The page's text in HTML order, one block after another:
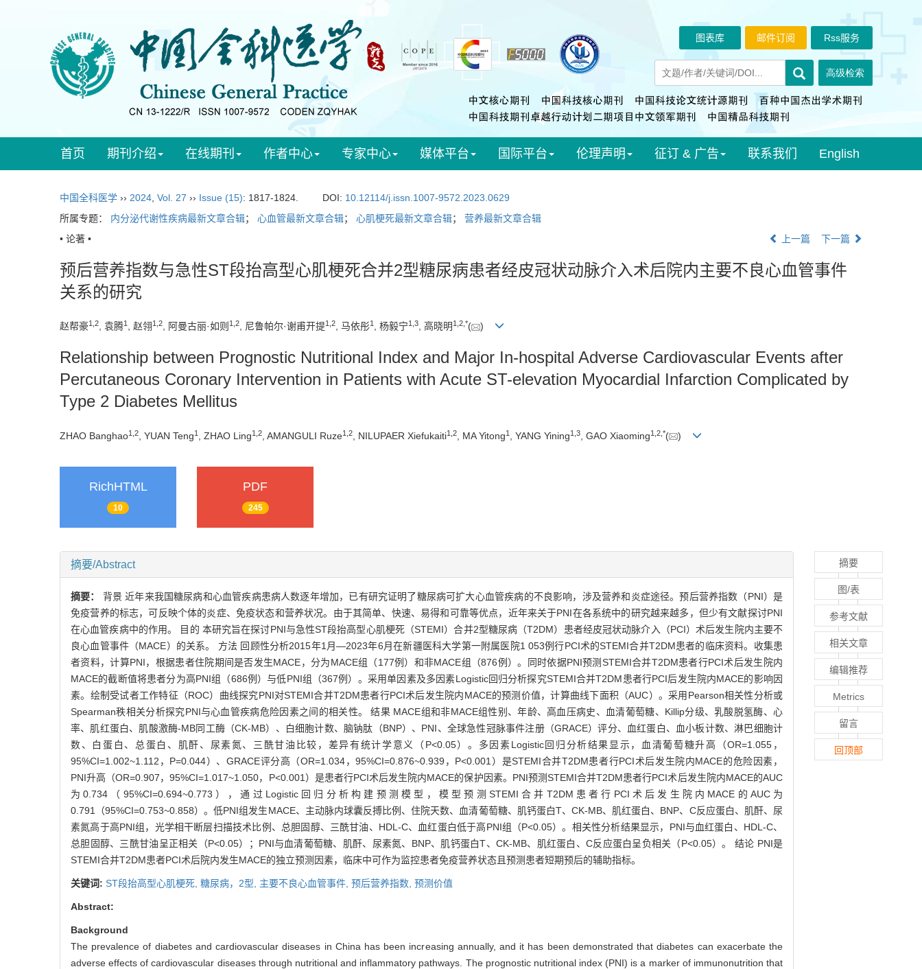
Rss服务
邮件订阅
图表库
首页 期刊介绍 在线期刊 作者中心 专家中心 媒体平台 国际平台 伦理声明 征订 & 广告 联系我们 English
中国全科医学 ›› 2024 Vol. 27 ›› Issue (15): 1817-1824. DOI: 10.12114/j.issn.1007-9572.2023.0629
所属专题： 内分泌代谢性疾病最新文章合辑； 心血管最新文章合辑； 心肌梗死最新文章合辑； 营养最新文章合辑
• 论著 •
上一篇 下一篇
预后营养指数与急性ST段抬高型心肌梗死合并2型糖尿病患者经皮冠状动脉介入术后院内主要不良心血管事件
关系的研究
赵帮豪1 2, 袁腾1 , 赵翎 1 2, 阿曼古丽·如则 1 2, 尼鲁帕尔·谢甫开提1 2, 马依彤1 , 杨毅宁1 3, 高晓明 1 2 *( )
Relationship between Prognostic Nutritional Index and Major In-hospital Adverse Cardiovascular Events after
Percutaneous Coronary Intervention in Patients with Acute ST-elevation Myocardial Infarction Complicated by
Type 2 Diabetes Mellitus
ZHAO Banghao1 2 , YUAN Teng1 , ZHAO Ling1 2 , AMANGULI Ruze1 2 , NILUPAER Xiefukaiti1 2 , MA Yitong1 , YANG Yining1 3 , GAO Xiaoming1 2 *( )
RichHTML
10
PDF
245
摘要/Abstract
摘要： 背景 近年来我国糖尿病和心血管疾病患病人数逐年增加，已有研究证明了糖尿病可扩大心血管疾病的不良影响，涉及营养和炎症途径。预后营养指数（PNI）是
免疫营养的标志，可反映个体的炎症、免疫状态和营养状况。由于其简单、快速、易得和可靠等优点，近年来关于PNI在各系统中的研究越来越多，但少有文献探讨PNI
在心血管疾病中的作用。 目的 本研究旨在探讨PNI与急性ST段抬高型心肌梗死（STEMI）合并2型糖尿病（T2DM）患者经皮冠状动脉介入（PCI）术后发生院内主要不
良心血管事件（MACE）的关系。 方法 回顾性分析2015年1月—2023年6月在新疆医科大学第一附属医院1 053例行PCI术的STEMI合并T2DM患者的临床资料。收集患
者资料，计算PNI，根据患者住院期间是否发生MACE，分为MACE组（177例）和非MACE组（876例）。同时依据PNI预测STEMI合并T2DM患者行PCI术后发生院内
MACE的截断值将患者分为高PNI组（686例）与低PNI组（367例）。采用单因素及多因素Logistic回归分析探究STEMI合并T2DM患者行PCI后发生院内MACE的影响因
素。绘制受试者工作特征（ROC）曲线探究PNI对STEMI合并T2DM患者行PCI术后发生院内MACE的预测价值，计算曲线下面积（AUC）。采用Pearson相关性分析或
Spearman秩相关分析探究PNI与心血管疾病危险因素之间的相关性。 结果 MACE组和非MACE组性别、年龄、高血压病史、血清葡萄糖、Killip分级、乳酸脱氢酶、心
率、肌红蛋白、肌酸激酶-MB同工酶（CK-MB）、白细胞计数、脑钠肽（BNP）、PNI、全球急性冠脉事件注册（GRACE）评分、血红蛋白、血小板计数、淋巴细胞计
数、白蛋白、总蛋白、肌酐、尿素氮、三酰甘油比较，差异有统计学意义（P<0.05）。多因素Logistic回归分析结果显示，血清葡萄糖升高（OR=1.055，
95%CI=1.002~1.112，P=0.044）、GRACE评分高（OR=1.034，95%CI=0.876~0.939，P<0.001）是STEMI合并T2DM患者行PCI术后发生院内MACE的危险因素，
PNI升高（OR=0.907，95%CI=1.017~1.050，P<0.001）是患者行PCI术后发生院内MACE的保护因素。PNI预测STEMI合并T2DM患者行PCI术后发生院内MACE的AUC
为0.734（95%CI=0.694~0.773），通过Logistic回归分析构建预测模型，模型预测STEMI合并T2DM患者行PCI术后发生院内MACE的AUC为
0.791（95%CI=0.753~0.858）。低PNI组发生MACE、主动脉内球囊反搏比例、住院天数、血清葡萄糖、肌钙蛋白T、CK-MB、肌红蛋白、BNP、C反应蛋白、肌酐、尿
素氮高于高PNI组，光学相干断层扫描技术比例、总胆固醇、三酰甘油、HDL-C、血红蛋白低于高PNI组（P<0.05）。相关性分析结果显示，PNI与血红蛋白、HDL-C、
总胆固醇、三酰甘油呈正相关（P<0.05）；PNI与血清葡萄糖、肌酐、尿素氮、BNP、肌钙蛋白T、CK-MB、肌红蛋白、C反应蛋白呈负相关（P<0.05）。 结论 PNI是
STEMI合并T2DM患者PCI术后院内发生MACE的独立预测因素，临床中可作为监控患者免疫营养状态且预测患者短期预后的辅助指标。
关键词: ST段抬高型心肌梗死, 糖尿病，2型, 主要不良心血管事件, 预后营养指数, 预测价值
Abstract:
Background
The prevalence of diabetes and cardiovascular diseases in China has been increasing annually, and it has been demonstrated that diabetes can exacerbate the
adverse effects of cardiovascular diseases through nutritional and inflammatory pathways. The prognostic nutritional index (PNI) is a marker of immunonutrition that
摘要
图/表
参考文献
相关文章
编辑推荐
Metrics
留言
回顶部